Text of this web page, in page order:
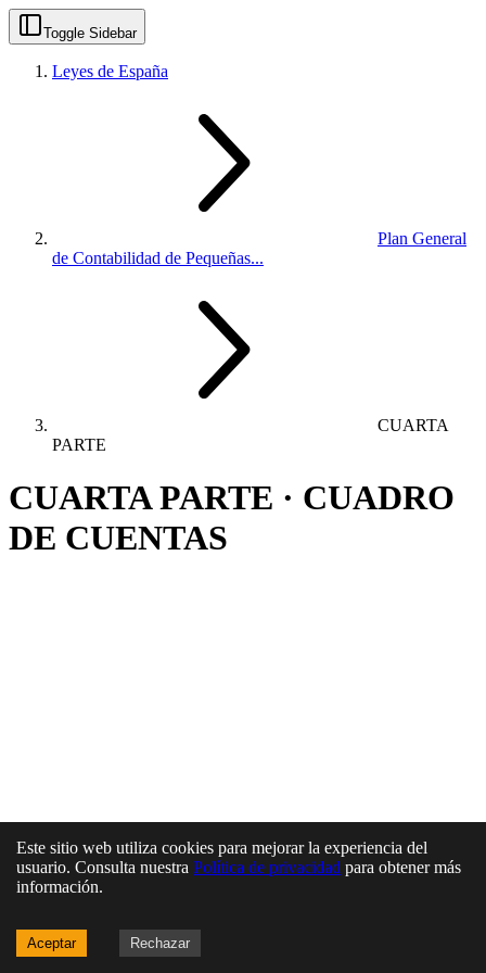
Toggle Sidebar
Leyes de España
Plan General
de Contabilidad de Pequeñas...
CUARTA
PARTE
CUARTA PARTE · CUADRO
DE CUENTAS
Este sitio web utiliza cookies para mejorar la experiencia del
usuario. Consulta nuestra Política de privacidad para obtener más
información.
Aceptar Rechazar